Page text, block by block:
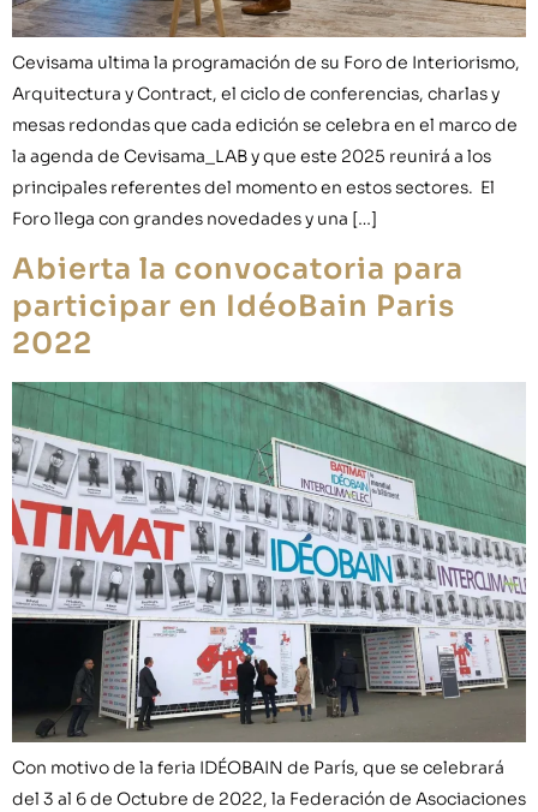
Cevisama ultima la programación de su Foro de Interiorismo,
Arquitectura y Contract, el ciclo de conferencias, charlas y
mesas redondas que cada edición se celebra en el marco de
la agenda de Cevisama_LAB y que este 2025 reunirá a los
principales referentes del momento en estos sectores. El
Foro llega con grandes novedades y una […]
Abierta la convocatoria para
participar en IdéoBain Paris
2022
Con motivo de la feria IDÉOBAIN de París, que se celebrará
del 3 al 6 de Octubre de 2022, la Federación de Asociaciones